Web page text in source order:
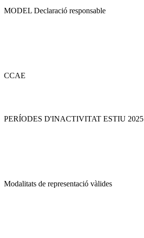
MODEL Declaració responsable
CCAE
PERÍODES D'INACTIVITAT ESTIU 2025
Modalitats de representació vàlides